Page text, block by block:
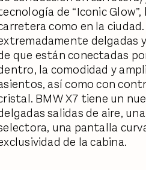
de “Iconic
como en la
delgadas
que están conectadas
la comodidad y
así como con
BMW X7 tiene un
salidas de aire,
una pantalla
de la cabina.